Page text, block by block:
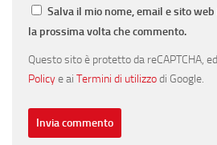
Salva il mio nome, email e sito
la prossima volta che commento.
Questo sito è protetto da reCAPTCHA,
Policye ai Termini di utilizzodi Google.